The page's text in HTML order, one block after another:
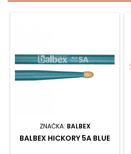
ZNAČKA: BALBEX
BALBEX HICKORY 5A BLUE